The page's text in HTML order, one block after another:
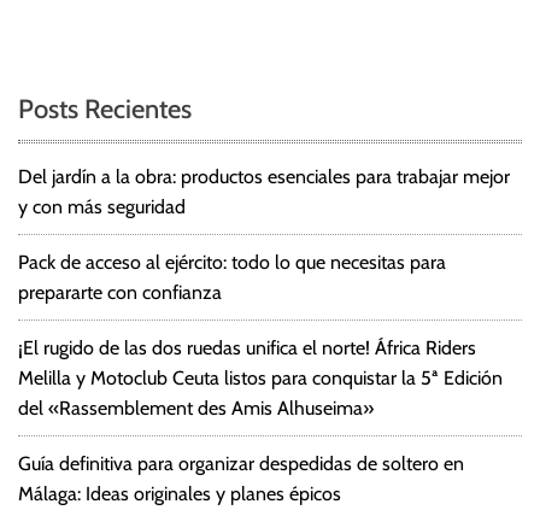
Posts Recientes
Del jardín a la obra: productos esenciales para trabajar mejor
y con más seguridad
Pack de acceso al ejército: todo lo que necesitas para
prepararte con confianza
¡El rugido de las dos ruedas unifica el norte! África Riders
Melilla y Motoclub Ceuta listos para conquistar la 5ª Edición
del «Rassemblement des Amis Alhuseima»
Guía definitiva para organizar despedidas de soltero en
Málaga: Ideas originales y planes épicos